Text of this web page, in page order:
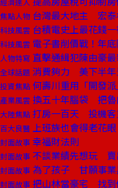
焦點人物 台灣最大地主 宏泰
科技風雲 台積電史上最花錢一
科技風雲 電子書削價戰！年
人物特寫 直擊通緝犯陳由豪
全球話題 消費夠力 美下半年
投資焦點 何壽川重用「開發
產業風雲 換五十年腦袋 把魯
大陸焦點 打房一百天 投機客
百大良醫 上班族也會得老花眼
封面故事 幸福財法則
封面故事 不談業績先想玩 賣
封面故事 為了孩子 甘願事業
封面故事 把山林當豪宅 找到